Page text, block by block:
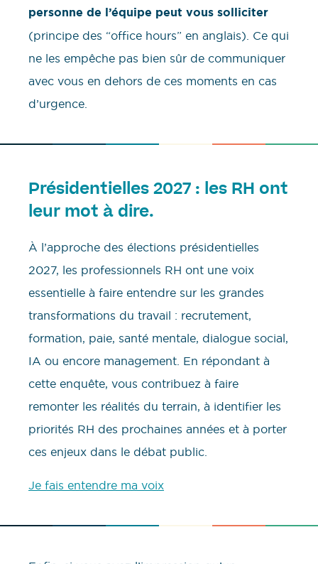
personne de l’équipe peut vous solliciter
(principe des “office hours” en anglais). Ce qui
ne les empêche pas bien sûr de communiquer
avec vous en dehors de ces moments en cas
d’urgence.
Présidentielles 2027 : les RH ont
leur mot à dire.
À l’approche des élections présidentielles
2027, les professionnels RH ont une voix
essentielle à faire entendre sur les grandes
transformations du travail : recrutement,
formation, paie, santé mentale, dialogue social,
IA ou encore management. En répondant à
cette enquête, vous contribuez à faire
remonter les réalités du terrain, à identifier les
priorités RH des prochaines années et à porter
ces enjeux dans le débat public.
Je fais entendre ma voix